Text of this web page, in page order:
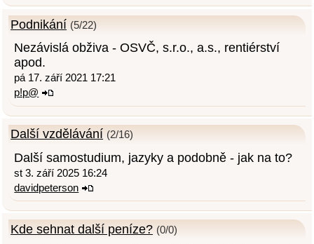
Podnikání (5/22)
Nezávislá obživa - OSVČ, s.r.o., a.s., rentiérství
apod.
pá 17. září 2021 17:21
p!p@
Další vzdělávání (2/16)
Další samostudium, jazyky a podobně - jak na to?
st 3. září 2025 16:24
davidpeterson
Kde sehnat další peníze? (0/0)